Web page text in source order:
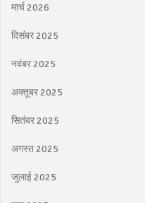
मार्च 2026
दिसंबर 2025
नवंबर 2025
अक्तूबर 2025
सितंबर 2025
अगस्त 2025
जुलाई 2025